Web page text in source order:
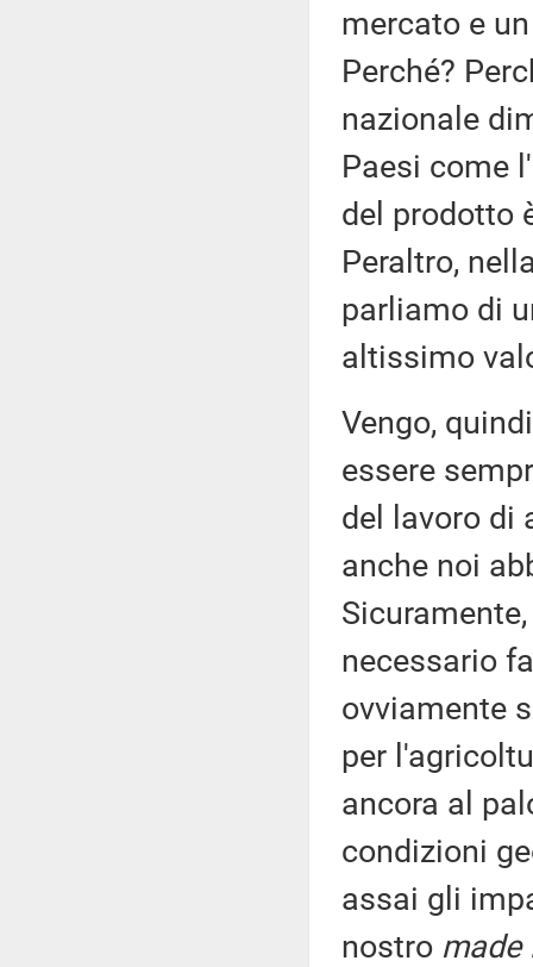
mercato e
Perché?
nazionale
Paesi come
del prodotto
Peraltro,
parliamo di
altissimo
Vengo,
essere
del lavoro di
anche noi
necessario
ovviamente
per
ancora al
condizioni
assai gli
nostro made